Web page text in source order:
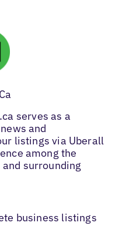
serves as a
and
listings via Uberall
among the
surrounding
business listings